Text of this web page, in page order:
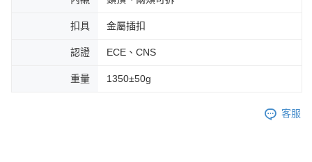
扣具 金屬插扣
認證 ECE、CNS
重量 1350±50g
客服